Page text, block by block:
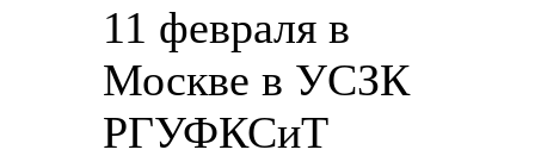
11 февраля в
Москве в УСЗК
РГУФКСиТ